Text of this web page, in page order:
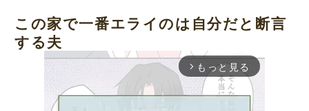
この家で一番エライのは自分だと断言
する夫
arrow_forward_ios もっと見る